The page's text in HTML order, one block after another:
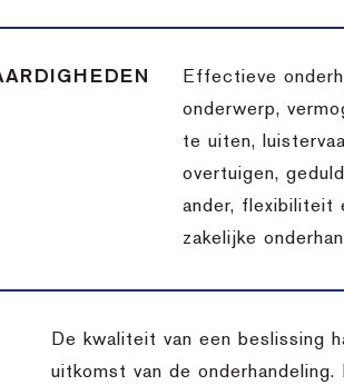
Effectieve
onderwerp,
te uiten,
overtuigen,
ander, flexibiliteit
zakelijke
De kwaliteit van een beslissing
uitkomst van de